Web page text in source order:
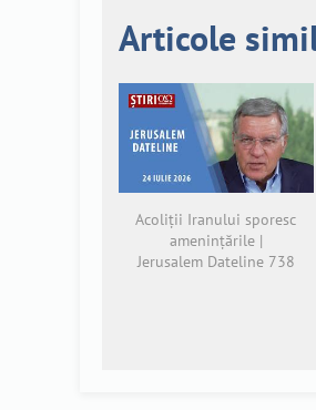
Articole
Acoliții Iranului sporesc
amenințările |
Jerusalem Dateline 738